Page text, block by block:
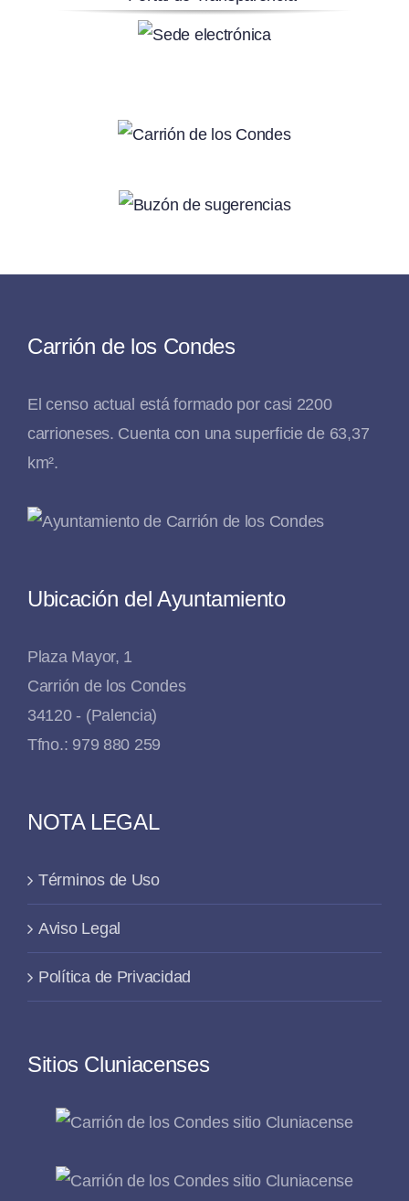
Carrión de los Condes
El censo actual está formado por casi 2200
carrioneses. Cuenta con una superficie de 63,37
km².
Ubicación del Ayuntamiento
Plaza Mayor, 1
Carrión de los Condes
34120 - (Palencia)
Tfno.: 979 880 259
NOTA LEGAL
Términos de Uso
Aviso Legal
Política de Privacidad
Sitios Cluniacenses